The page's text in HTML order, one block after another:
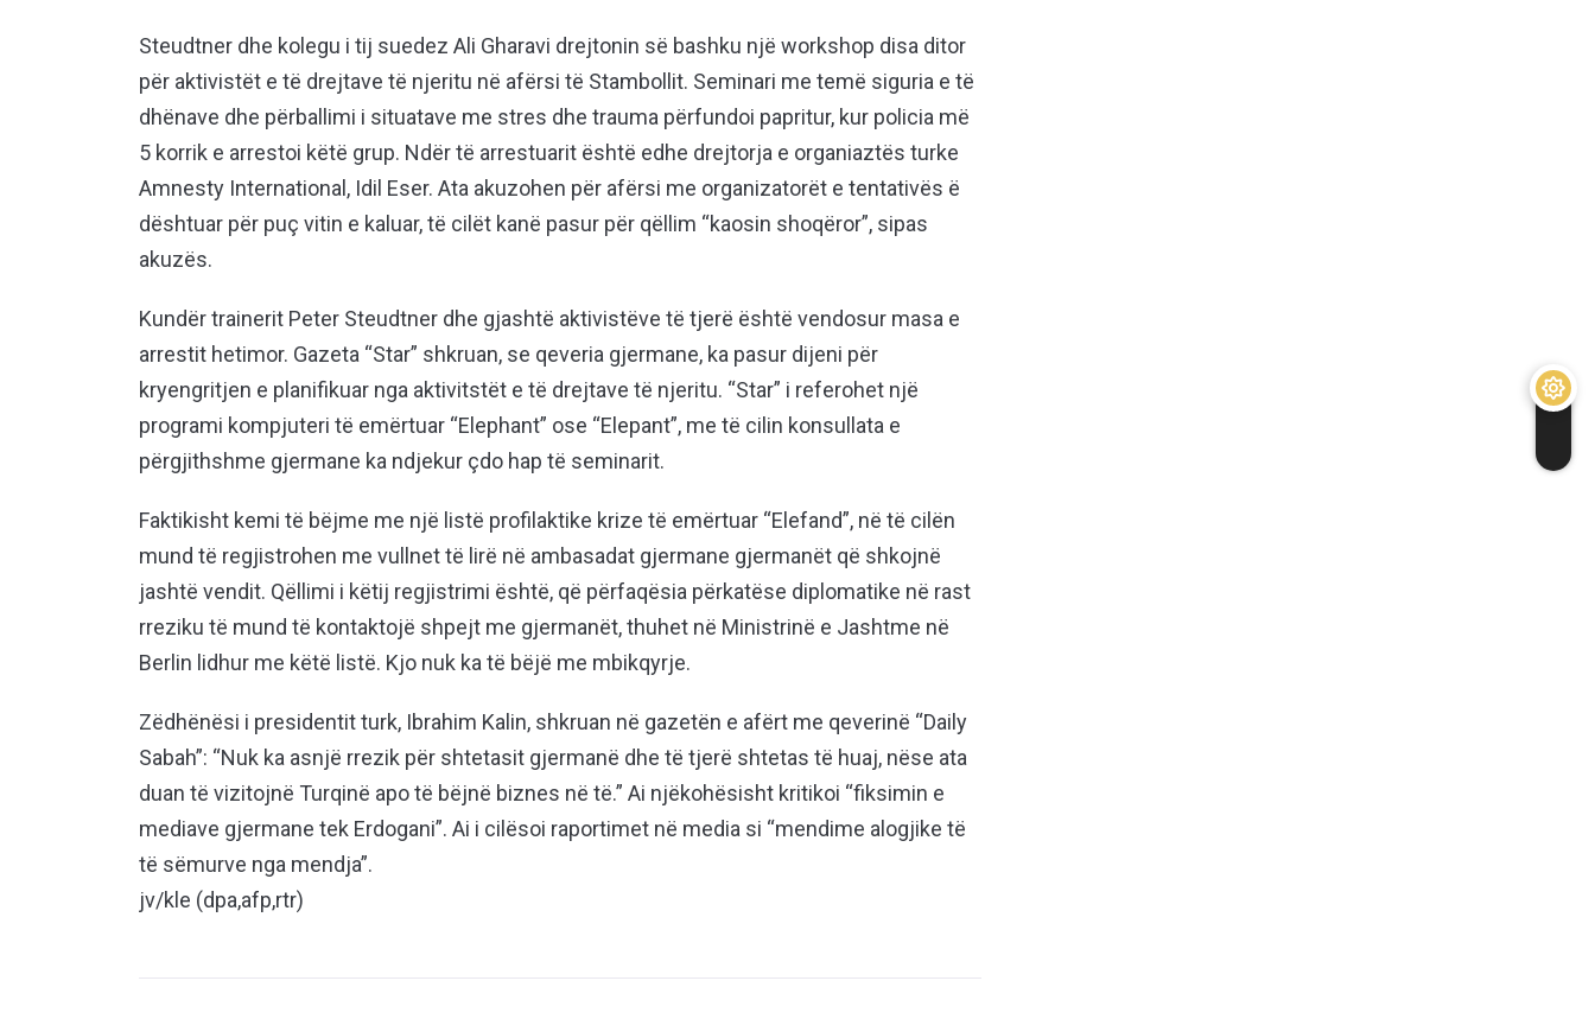
Steudtner dhe kolegu i tij suedez Ali Gharavi drejtonin së bashku një workshop disa ditor
për aktivistët e të drejtave të njeritu në afërsi të Stambollit. Seminari me temë siguria e të
dhënave dhe përballimi i situatave me stres dhe trauma përfundoi papritur, kur policia më
5 korrik e arrestoi këtë grup. Ndër të arrestuarit është edhe drejtorja e organiaztës turke
Amnesty International, Idil Eser. Ata akuzohen për afërsi me organizatorët e tentativës ë
dështuar për puç vitin e kaluar, të cilët kanë pasur për qëllim “kaosin shoqëror”, sipas
akuzës.
Kundër trainerit Peter Steudtner dhe gjashtë aktivistëve të tjerë është vendosur masa e
arrestit hetimor. Gazeta “Star” shkruan, se qeveria gjermane, ka pasur dijeni për
kryengritjen e planifikuar nga aktivitstët e të drejtave të njeritu. “Star” i referohet një
programi kompjuteri të emërtuar “Elephant” ose “Elepant”, me të cilin konsullata e
përgjithshme gjermane ka ndjekur çdo hap të seminarit.
Faktikisht kemi të bëjme me një listë profilaktike krize të emërtuar “Elefand”, në të cilën
mund të regjistrohen me vullnet të lirë në ambasadat gjermane gjermanët që shkojnë
jashtë vendit. Qëllimi i këtij regjistrimi është, që përfaqësia përkatëse diplomatike në rast
rreziku të mund të kontaktojë shpejt me gjermanët, thuhet në Ministrinë e Jashtme në
Berlin lidhur me këtë listë. Kjo nuk ka të bëjë me mbikqyrje.
Zëdhënësi i presidentit turk, Ibrahim Kalin, shkruan në gazetën e afërt me qeverinë “Daily
Sabah”: “Nuk ka asnjë rrezik për shtetasit gjermanë dhe të tjerë shtetas të huaj, nëse ata
duan të vizitojnë Turqinë apo të bëjnë biznes në të.” Ai njëkohësisht kritikoi “fiksimin e
mediave gjermane tek Erdogani”. Ai i cilësoi raportimet në media si “mendime alogjike të
të sëmurve nga mendja”.
jv/kle (dpa,afp,rtr)